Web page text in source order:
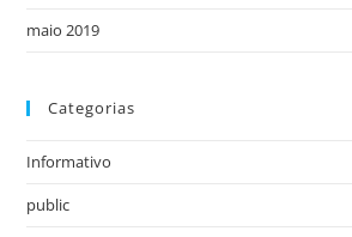
maio 2019
Categorias
Informativo
public